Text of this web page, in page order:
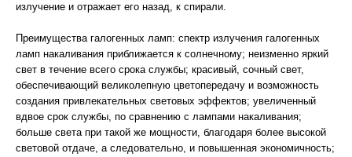
излучение и отражает его назад, к спирали.
Преимущества галогенных ламп: спектр излучения галогенных
ламп накаливания приближается к солнечному; неизменно яркий
свет в течение всего срока службы; красивый, сочный свет,
обеспечивающий великолепную цветопередачу и возможность
создания привлекательных световых эффектов; увеличенный
вдвое срок службы, по сравнению с лампами накаливания;
больше света при такой же мощности, благодаря более высокой
световой отдаче, а следовательно, и повышенная экономичность;